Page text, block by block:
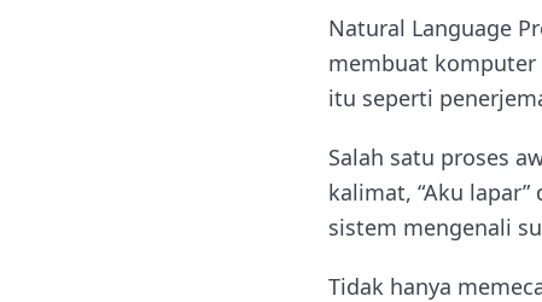
Natural Language
membuat komputer
itu seperti
Salah satu proses
kalimat, “Aku
sistem mengenali
Tidak hanya